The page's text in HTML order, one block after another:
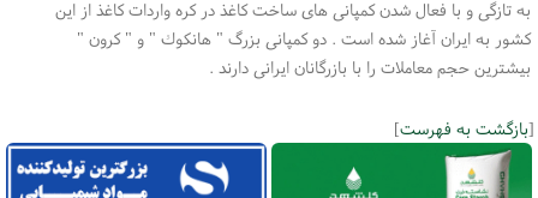
به تازگی و با فعال شدن كمپانی های ساخت كاغذ در كره واردات كاغذ از این
كشور به ایران آغاز شده است . دو كمپانی بزرگ " هانكوك " و " كرون "
بیشترین حجم معاملات را با بازرگانان ایرانی دارند .
[بازگشت به فهرست]